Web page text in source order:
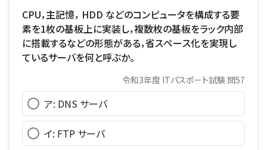
CPU，主記憶， HDD などのコンピュータを構成する要
素を1枚の基板上に実装し，複数枚の基板をラック内部
に搭載するなどの形態がある，省スペース化を実現し
ているサーバを何と呼ぶか。
令和3年度 ITパスポート試験 問57
ア: DNS サーバ
イ: FTP サーバ